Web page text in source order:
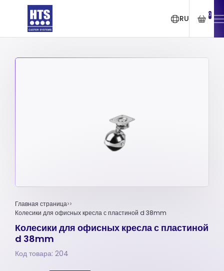
RU 0
Главная страница
Колесики для офисных кресла с пластиной d 38mm
Колесики для офисных кресла с пластиной
d 38mm
Код товара: 204